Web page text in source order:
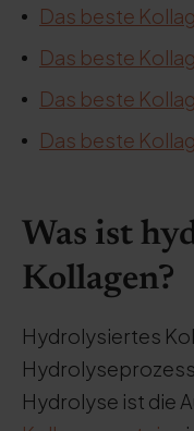
Das beste
Das beste
Das beste
Das beste
Was ist
Kollagen?
Hydrolysiertes
Hydrolyse ist die